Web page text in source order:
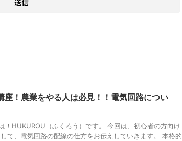
座！農業をやる人は必見！！電気回路につい
！HUKUROU（ふくろう）です。 今回は、初心者の方向け
て、電気回路の配線の仕方をお伝えしていきます。 本格的